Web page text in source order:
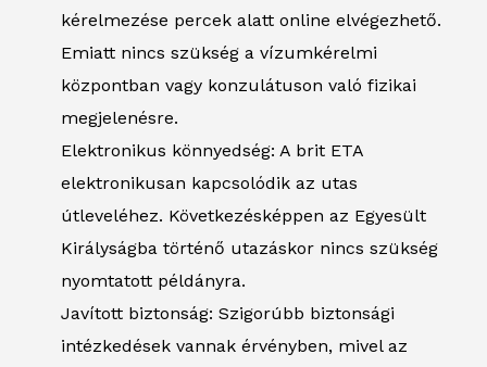
kérelmezése percek alatt online elvégezhető.
Emiatt nincs szükség a vízumkérelmi
központban vagy konzulátuson való fizikai
megjelenésre.
Elektronikus könnyedség: A brit ETA
elektronikusan kapcsolódik az utas
útleveléhez. Következésképpen az Egyesült
Királyságba történő utazáskor nincs szükség
nyomtatott példányra.
Javított biztonság: Szigorúbb biztonsági
intézkedések vannak érvényben, mivel az